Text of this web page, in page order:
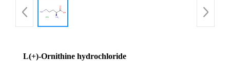
L(+)-Ornithine hydrochloride